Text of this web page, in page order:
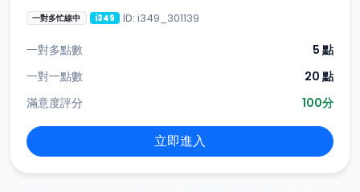
一對多忙線中 i349 ID: i349_301139
一對多點數
5 點
一對一點數
20 點
滿意度評分
100分
立即進入